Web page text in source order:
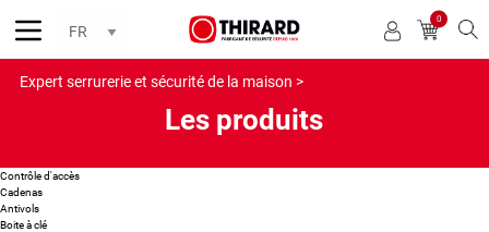
0
Expert serrurerie et sécurité de la maison >
Les produits
Contrôle d'accès
Cadenas
Antivols
Boite à clé